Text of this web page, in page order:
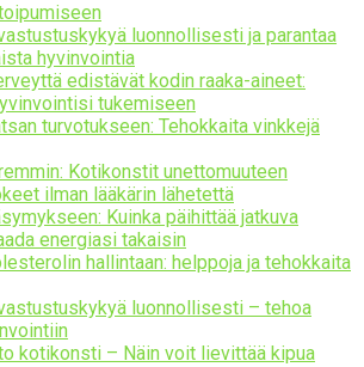
luonnollisesti ja parantaa
hyvinvointia
edistävät kodin raaka-aineet:
tukemiseen
turvotukseen: Tehokkaita vinkkejä
Kotikonstit unettomuuteen
ilman lääkärin lähetettä
Kuinka päihittää jatkuva
energiasi takaisin
hallintaan: helppoja ja tehokkaita
luonnollisesti – tehoa
kotikonsti – Näin voit lievittää kipua